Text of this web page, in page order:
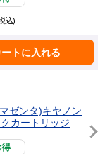
込)
ートに入れる
ゼンタ)キヤノン
カートリッジ